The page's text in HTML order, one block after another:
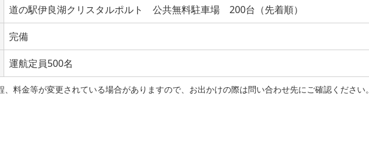
道の駅伊良湖クリスタルポルト 公共無料駐車場 200台（先着順）
完備
運航定員500名
料金等が変更されている場合がありますので、お出かけの際は問い合わせ先にご確認ください。